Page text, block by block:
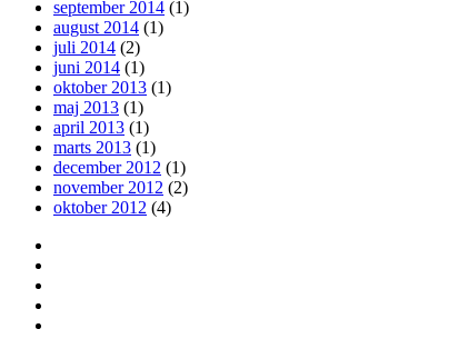
september 2014 (1)
august 2014 (1)
juli 2014 (2)
juni 2014 (1)
oktober 2013 (1)
maj 2013 (1)
april 2013 (1)
marts 2013 (1)
december 2012 (1)
november 2012 (2)
oktober 2012 (4)